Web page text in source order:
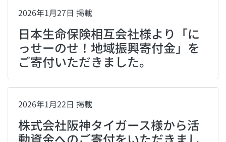
2026年1月27日 掲載
日本生命保険相互会社様より「に
っせーのせ！地域振興寄付金」を
ご寄付いただきました。
2026年1月22日 掲載
株式会社阪神タイガース様から活